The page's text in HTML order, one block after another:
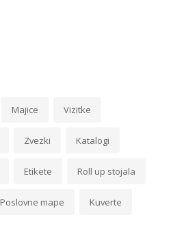
Majice Vizitke
Zvezki Katalogi
Etikete Roll up stojala
Poslovne mape Kuverte